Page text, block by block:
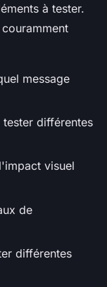
à tester.
message
tester différentes
visuel
de
différentes